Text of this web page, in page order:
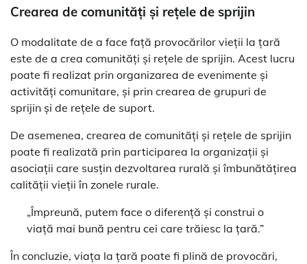
Crearea de comunități și rețele de sprijin
O modalitate de a face față provocărilor vieții la țară
este de a crea comunități și rețele de sprijin. Acest lucru
poate fi realizat prin organizarea de evenimente și
activități comunitare, și prin crearea de grupuri de
sprijin și de rețele de suport.
De asemenea, crearea de comunități și rețele de sprijin
poate fi realizată prin participarea la organizații și
asociații care susțin dezvoltarea rurală și îmbunătățirea
calității vieții în zonele rurale.
„Împreună, putem face o diferență și construi o
viață mai bună pentru cei care trăiesc la țară.”
În concluzie, viața la țară poate fi plină de provocări,